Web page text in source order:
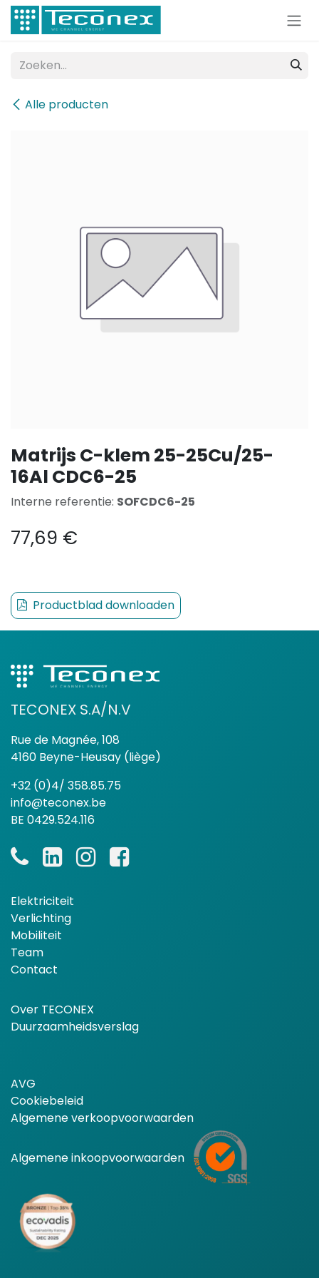
Overslaan naar inhoud
Alle producten
Matrijs C-klem 25-25Cu/25-
16Al CDC6-25
Interne referentie: SOFCDC6-25
77,69 €
Productblad downloaden
TECONEX S.A/N.V
Rue de Magnée, 108
4160 Beyne-Heusay (liège)
+32 (0)4/ 358.85.75
info@teconex.be
BE 0429.524.116
Elektriciteit
Verlichting
Mobiliteit
Team
Contact
Over TECONEX
Duurzaamheidsverslag
AVG
Cookiebeleid
Algemene verkoopvoorwaarden
Algemene inkoopvoorwaarden